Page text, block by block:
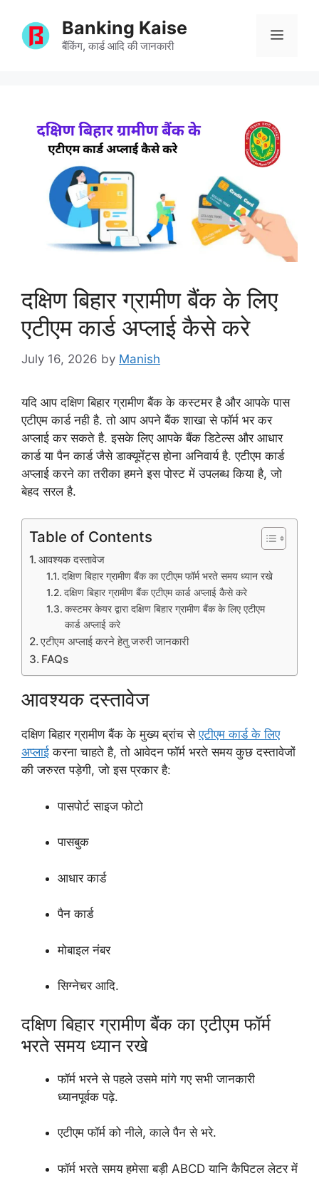
content
Banking Kaise
बैंकिंग, कार्ड आदि की जानकारी
Menu
दक्षिण बिहार ग्रामीण बैंक के लिए
एटीएम कार्ड अप्लाई कैसे करे
July 16, 2026 by Manish
यदि आप दक्षिण बिहार ग्रामीण बैंक के कस्टमर है और आपके पास
एटीएम कार्ड नही है. तो आप अपने बैंक शाखा से फॉर्म भर कर
अप्लाई कर सकते है. इसके लिए आपके बैंक डिटेल्स और आधार
कार्ड या पैन कार्ड जैसे डाक्यूमेंट्स होना अनिवार्य है. एटीएम कार्ड
अप्लाई करने का तरीका हमने इस पोस्ट में उपलब्ध किया है, जो
बेहद सरल है.
Table of Contents
आवश्यक दस्तावेज
दक्षिण बिहार ग्रामीण बैंक का एटीएम फॉर्म भरते समय ध्यान रखे
दक्षिण बिहार ग्रामीण बैंक एटीएम कार्ड अप्लाई कैसे करे
कस्टमर केयर द्वारा दक्षिण बिहार ग्रामीण बैंक के लिए एटीएम
कार्ड अप्लाई करे
एटीएम अप्लाई करने हेतु जरुरी जानकारी
FAQs
आवश्यक दस्तावेज
दक्षिण बिहार ग्रामीण बैंक के मुख्य ब्रांच सेएटीएम कार्ड के लिए
अप्लाई करना चाहते है, तो आवेदन फॉर्म भरते समय कुछ दस्तावेजों
की जरुरत पड़ेगी, जो इस प्रकार है:
पासपोर्ट साइज फोटो
पासबुक
आधार कार्ड
पैन कार्ड
मोबाइल नंबर
सिग्नेचर आदि.
दक्षिण बिहार ग्रामीण बैंक का एटीएम फॉर्म
भरते समय ध्यान रखे
फॉर्म भरने से पहले उसमे मांगे गए सभी जानकारी
ध्यानपूर्वक पढ़े.
एटीएम फॉर्म को नीले, काले पैन से भरे.
फॉर्म भरते समय हमेसा बड़ी ABCD यानि कैपिटल लेटर में